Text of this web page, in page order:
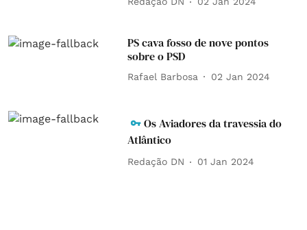
PS cava fosso de nove pontos
sobre o PSD
Rafael Barbosa 02 Jan 2024
Os Aviadores da travessia do
Atlântico
Redação DN 01 Jan 2024